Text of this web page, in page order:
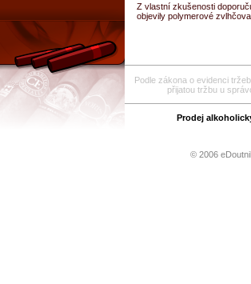
Z vlastní zkušenosti
objevily polymerové
Podle zákona o evidenci
přijatou tržbu u
Prodej
© 2006